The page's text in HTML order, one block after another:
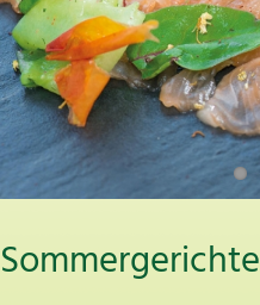
Sommergerichte